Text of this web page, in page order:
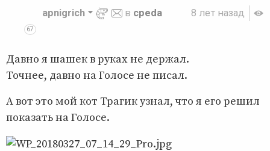
8 лет назад
67
apnigrich в cpeda
Давно я шашек в руках не держал.
Точнее, давно на Голосе не писал.
А вот это мой кот Трагик узнал, что я его решил
показать на Голосе.